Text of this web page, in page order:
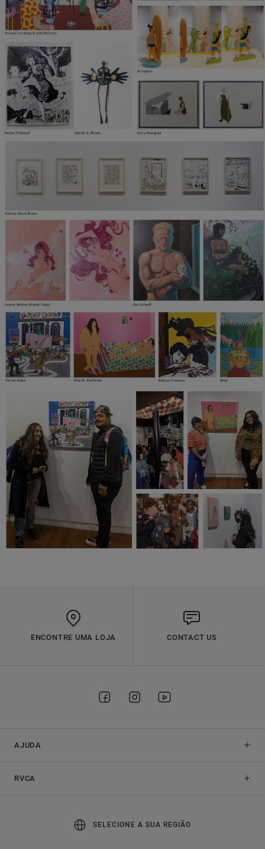
ENCONTRE UMA LOJA CONTACT US
AJUDA
RVCA
SELECIONE A SUA REGIÃO